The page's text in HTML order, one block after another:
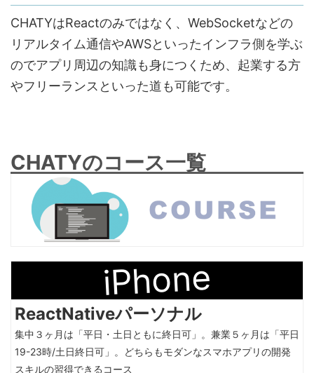
CHATYはReactのみではなく、WebSocketなどの
リアルタイム通信やAWSといったインフラ側を学ぶ
のでアプリ周辺の知識も身につくため、起業する方
やフリーランスといった道も可能です。
CHATYのコース一覧
iPhone
ReactNativeパーソナル
集中３ヶ月は「平日・土日ともに終日可」。兼業５ヶ月は「平日
19-23時/土日終日可」。どちらもモダンなスマホアプリの開発
スキルの習得できるコース